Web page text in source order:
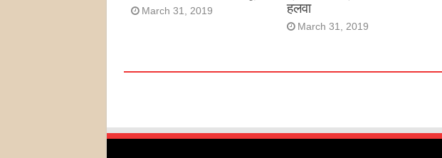
March 31, 2019
हलवा
March 31, 2019